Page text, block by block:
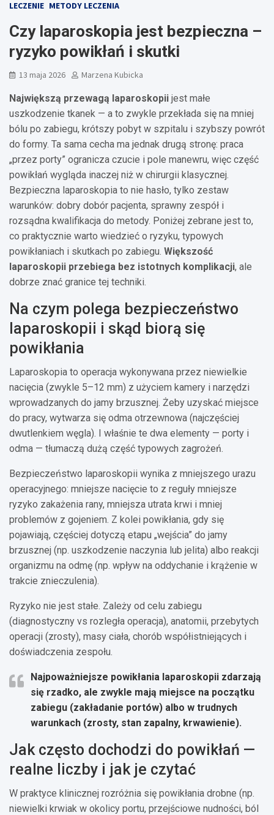
LECZENIE METODY LECZENIA
Czy laparoskopia jest bezpieczna –
ryzyko powikłań i skutki
13 maja 2026 Marzena Kubicka
Największą przewagą laparoskopii jest małe
uszkodzenie tkanek — a to zwykle przekłada się na mniej
bólu po zabiegu, krótszy pobyt w szpitalu i szybszy powrót
do formy. Ta sama cecha ma jednak drugą stronę: praca
„przez porty” ogranicza czucie i pole manewru, więc część
powikłań wygląda inaczej niż w chirurgii klasycznej.
Bezpieczna laparoskopia to nie hasło, tylko zestaw
warunków: dobry dobór pacjenta, sprawny zespół i
rozsądna kwalifikacja do metody. Poniżej zebrane jest to,
co praktycznie warto wiedzieć o ryzyku, typowych
powikłaniach i skutkach po zabiegu. Większość
laparoskopii przebiega bez istotnych komplikacji, ale
dobrze znać granice tej techniki.
Na czym polega bezpieczeństwo
laparoskopii i skąd biorą się
powikłania
Laparoskopia to operacja wykonywana przez niewielkie
nacięcia (zwykle 5–12 mm) z użyciem kamery i narzędzi
wprowadzanych do jamy brzusznej. Żeby uzyskać miejsce
do pracy, wytwarza się odma otrzewnowa (najczęściej
dwutlenkiem węgla). I właśnie te dwa elementy — porty i
odma — tłumaczą dużą część typowych zagrożeń.
Bezpieczeństwo laparoskopii wynika z mniejszego urazu
operacyjnego: mniejsze nacięcie to z reguły mniejsze
ryzyko zakażenia rany, mniejsza utrata krwi i mniej
problemów z gojeniem. Z kolei powikłania, gdy się
pojawiają, częściej dotyczą etapu „wejścia” do jamy
brzusznej (np. uszkodzenie naczynia lub jelita) albo reakcji
organizmu na odmę (np. wpływ na oddychanie i krążenie w
trakcie znieczulenia).
Ryzyko nie jest stałe. Zależy od celu zabiegu
(diagnostyczny vs rozległa operacja), anatomii, przebytych
operacji (zrosty), masy ciała, chorób współistniejących i
doświadczenia zespołu.
Najpoważniejsze powikłania laparoskopii zdarzają
się rzadko, ale zwykle mają miejsce na początku
zabiegu (zakładanie portów) albo w trudnych
warunkach (zrosty, stan zapalny, krwawienie).
Jak często dochodzi do powikłań —
realne liczby i jak je czytać
W praktyce klinicznej rozróżnia się powikłania drobne (np.
niewielki krwiak w okolicy portu, przejściowe nudności, ból